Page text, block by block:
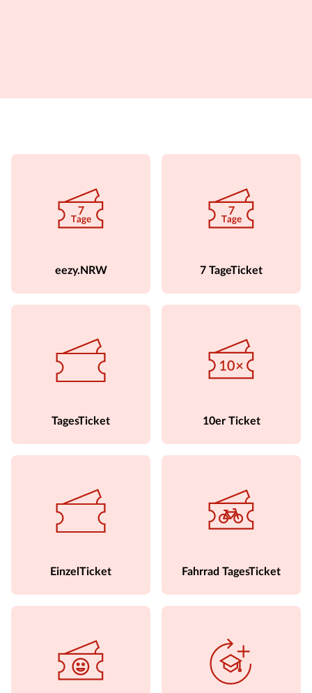
eezy.NRW 7 TageTicket
TagesTicket 10er Ticket
EinzelTicket Fahrrad TagesTicket